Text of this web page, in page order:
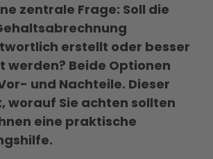
zentrale Frage: Soll die
erstellt oder besser
werden? Beide Optionen
und Nachteile. Dieser
worauf Sie achten sollten
eine praktische